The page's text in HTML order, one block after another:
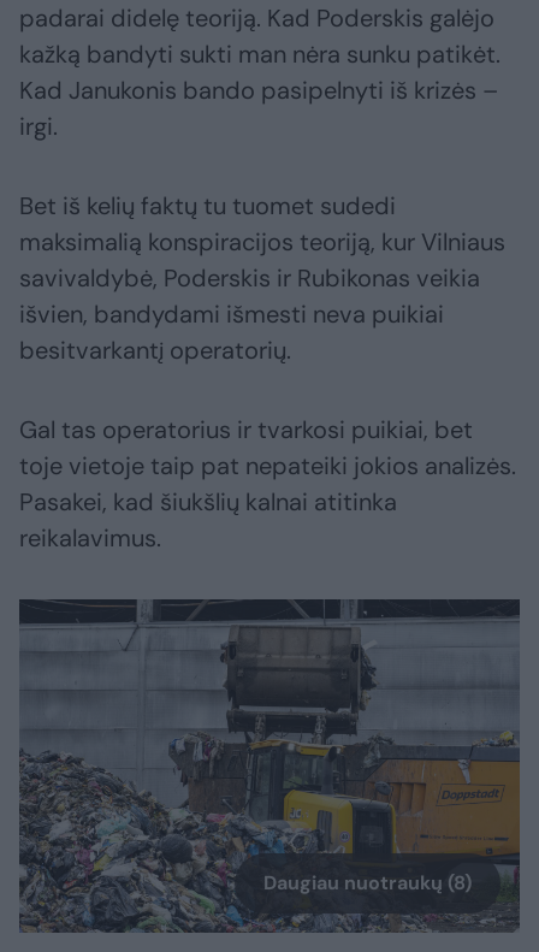
padarai didelę teoriją. Kad Poderskis galėjo
kažką bandyti sukti man nėra sunku patikėt.
Kad Janukonis bando pasipelnyti iš krizės –
irgi.
Bet iš kelių faktų tu tuomet sudedi
maksimalią konspiracijos teoriją, kur Vilniaus
savivaldybė, Poderskis ir Rubikonas veikia
išvien, bandydami išmesti neva puikiai
besitvarkantį operatorių.
Gal tas operatorius ir tvarkosi puikiai, bet
toje vietoje taip pat nepateiki jokios analizės.
Pasakei, kad šiukšlių kalnai atitinka
reikalavimus.
Daugiau nuotraukų (8)